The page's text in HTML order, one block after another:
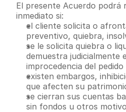
El presente Acuerdo podrá
inmediato si:
el cliente solicita o
preventivo, quiebra,
se le solicita quiebra o
demuestra judicialmente
improcedencia del
existen embargos,
que afecten su
se cierran sus cuentas
sin fondos u otros